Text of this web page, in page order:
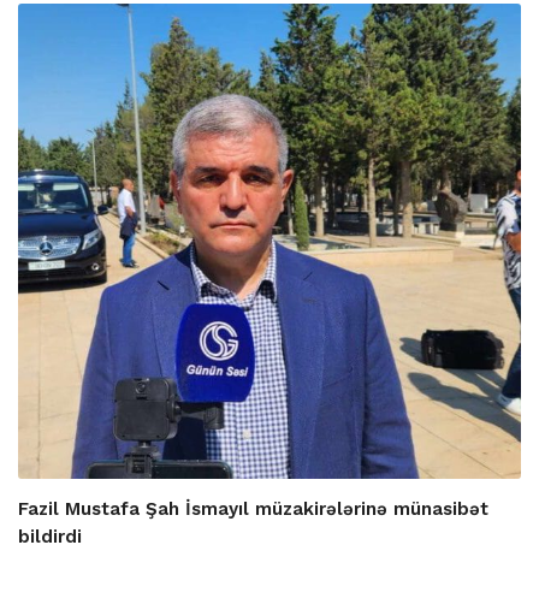
Fazil Mustafa Şah İsmayıl müzakirələrinə münasibət
bildirdi